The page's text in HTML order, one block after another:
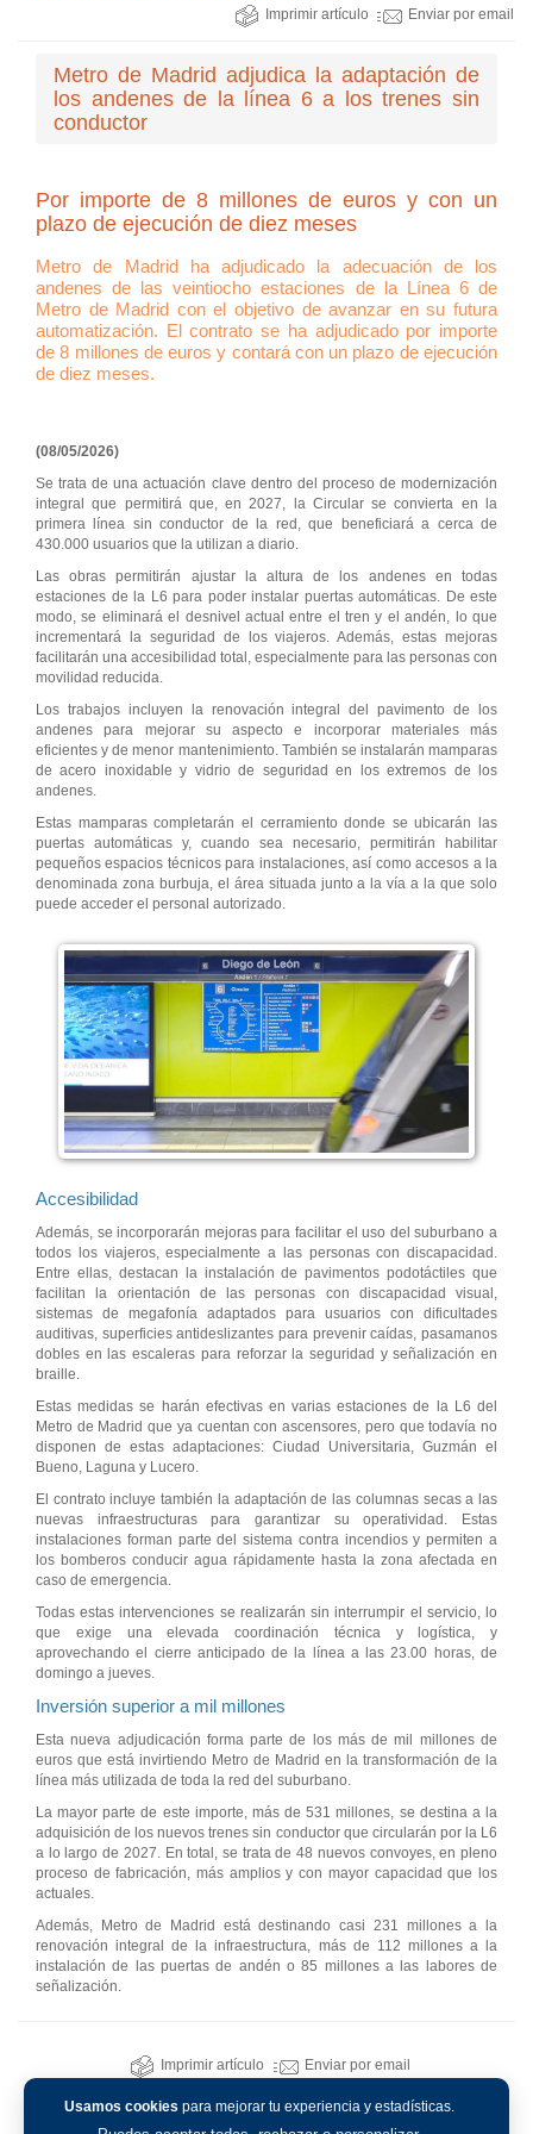
Usamos cookies para mejorar tu experiencia y estadísticas.
Imprimir artículo Enviar por email
Metro de Madrid adjudica la adaptación de
los andenes de la línea 6 a los trenes sin
conductor
Por importe de 8 millones de euros y con un
plazo de ejecución de diez meses
Metro de Madrid ha adjudicado la adecuación de los
andenes de las veintiocho estaciones de la Línea 6 de
Metro de Madrid con el objetivo de avanzar en su futura
automatización. El contrato se ha adjudicado por importe
de 8 millones de euros y contará con un plazo de ejecución
de diez meses.
(08/05/2026)
Se trata de una actuación clave dentro del proceso de modernización
integral que permitirá que, en 2027, la Circular se convierta en la
primera línea sin conductor de la red, que beneficiará a cerca de
430.000 usuarios que la utilizan a diario.
Las obras permitirán ajustar la altura de los andenes en todas
estaciones de la L6 para poder instalar puertas automáticas. De este
modo, se eliminará el desnivel actual entre el tren y el andén, lo que
incrementará la seguridad de los viajeros. Además, estas mejoras
facilitarán una accesibilidad total, especialmente para las personas con
movilidad reducida.
Los trabajos incluyen la renovación integral del pavimento de los
andenes para mejorar su aspecto e incorporar materiales más
eficientes y de menor mantenimiento. También se instalarán mamparas
de acero inoxidable y vidrio de seguridad en los extremos de los
andenes.
Estas mamparas completarán el cerramiento donde se ubicarán las
puertas automáticas y, cuando sea necesario, permitirán habilitar
pequeños espacios técnicos para instalaciones, así como accesos a la
denominada zona burbuja, el área situada junto a la vía a la que solo
puede acceder el personal autorizado.
Accesibilidad
Además, se incorporarán mejoras para facilitar el uso del suburbano a
todos los viajeros, especialmente a las personas con discapacidad.
Entre ellas, destacan la instalación de pavimentos podotáctiles que
facilitan la orientación de las personas con discapacidad visual,
sistemas de megafonía adaptados para usuarios con dificultades
auditivas, superficies antideslizantes para prevenir caídas, pasamanos
dobles en las escaleras para reforzar la seguridad y señalización en
braille.
Estas medidas se harán efectivas en varias estaciones de la L6 del
Metro de Madrid que ya cuentan con ascensores, pero que todavía no
disponen de estas adaptaciones: Ciudad Universitaria, Guzmán el
Bueno, Laguna y Lucero.
El contrato incluye también la adaptación de las columnas secas a las
nuevas infraestructuras para garantizar su operatividad. Estas
instalaciones forman parte del sistema contra incendios y permiten a
los bomberos conducir agua rápidamente hasta la zona afectada en
caso de emergencia.
Todas estas intervenciones se realizarán sin interrumpir el servicio, lo
que exige una elevada coordinación técnica y logística, y
aprovechando el cierre anticipado de la línea a las 23.00 horas, de
domingo a jueves.
Inversión superior a mil millones
Esta nueva adjudicación forma parte de los más de mil millones de
euros que está invirtiendo Metro de Madrid en la transformación de la
línea más utilizada de toda la red del suburbano.
La mayor parte de este importe, más de 531 millones, se destina a la
adquisición de los nuevos trenes sin conductor que circularán por la L6
a lo largo de 2027. En total, se trata de 48 nuevos convoyes, en pleno
proceso de fabricación, más amplios y con mayor capacidad que los
actuales.
Además, Metro de Madrid está destinando casi 231 millones a la
renovación integral de la infraestructura, más de 112 millones a la
instalación de las puertas de andén o 85 millones a las labores de
señalización.
Imprimir artículo Enviar por email